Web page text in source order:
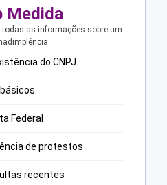
Medida
as informações sobre um
do CNPJ
Federal
de protestos
recentes